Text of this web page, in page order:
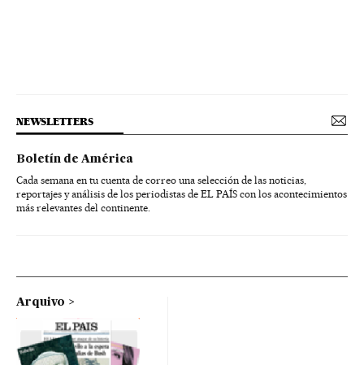
NEWSLETTERS
Boletín de América
Cada semana en tu cuenta de correo una selección de las noticias,
reportajes y análisis de los periodistas de EL PAÍS con los acontecimientos
más relevantes del continente.
Arquivo